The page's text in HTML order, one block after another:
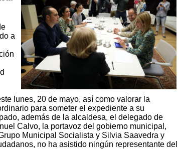
a
lunes, 20 de mayo, así como valorar la
para someter el expediente a su
además de la alcaldesa, el delegado de
Calvo, la portavoz del gobierno municipal,
Municipal Socialista y Silvia Saavedra y
no ha asistido ningún representante del